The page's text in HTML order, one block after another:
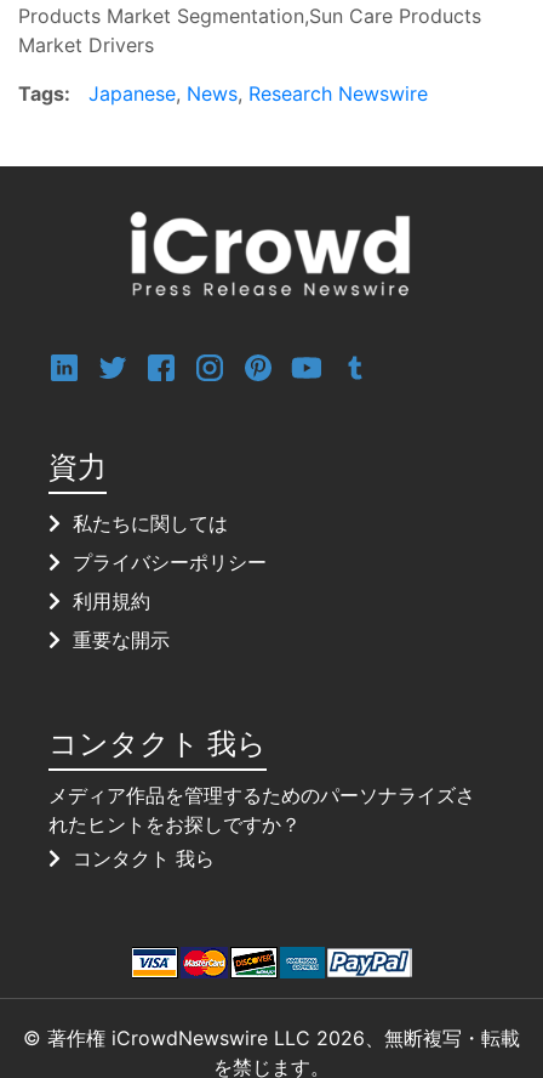
Products Market Segmentation,Sun Care Products
Market Drivers
Tags:
Japanese, News, Research Newswire
資力
私たちに関しては
プライバシーポリシー
利用規約
重要な開示
コンタクト 我ら
メディア作品を管理するためのパーソナライズさ
れたヒントをお探しですか？
コンタクト 我ら
© 著作権 iCrowdNewswire LLC 2026、無断複写・転載
を禁じます。